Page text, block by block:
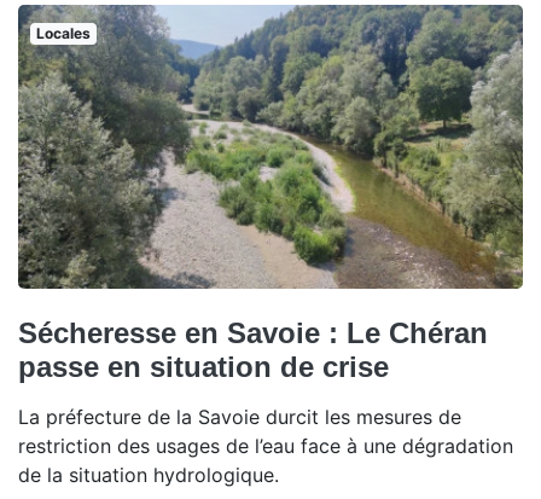
Locales
Sécheresse en Savoie : Le Chéran
passe en situation de crise
La préfecture de la Savoie durcit les mesures de
restriction des usages de l’eau face à une dégradation
de la situation hydrologique.